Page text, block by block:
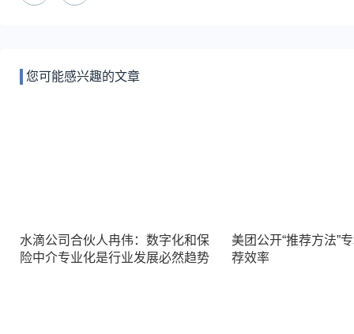
您可能感兴趣的文章
水滴公司合伙人冉伟：数字化和保
险中介专业化是行业发展必然趋势
美团公开“推荐方法”
荐效率